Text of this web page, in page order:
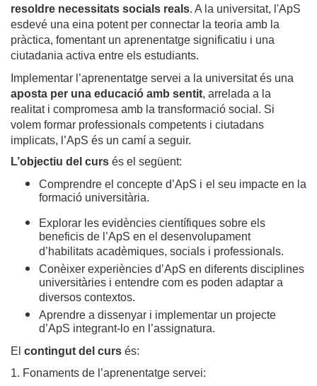
resoldre necessitats socials reals. A la universitat, l'ApS
esdevé una eina potent per connectar la teoria amb la
pràctica, fomentant un aprenentatge significatiu i una
ciutadania activa entre els estudiants.
Implementar l’aprenentatge servei a la universitat és una
aposta per una educació amb sentit, arrelada a la
realitat i compromesa amb la transformació social. Si
volem formar professionals competents i ciutadans
implicats, l’ApS és un camí a seguir.
L’objectiu del curs és el següent:
Comprendre el concepte d’ApS i el seu impacte en la
formació universitària.
Explorar les evidències científiques sobre els
beneficis de l’ApS en el desenvolupament
d’habilitats acadèmiques, socials i professionals.
Conèixer experiències d’ApS en diferents disciplines
universitàries i entendre com es poden adaptar a
diversos contextos.
Aprendre a dissenyar i implementar un projecte
d’ApS integrant-lo en l’assignatura.
El contingut del curs és:
1. Fonaments de l’aprenentatge servei: